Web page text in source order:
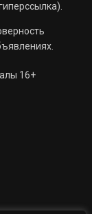
16+